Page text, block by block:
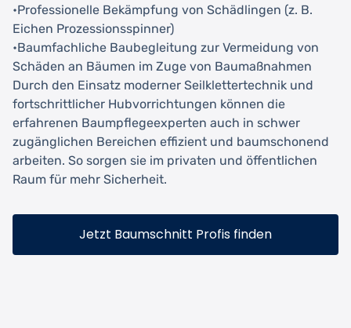
•Professionelle Bekämpfung von Schädlingen (z. B.
Eichen Prozessionsspinner)
•Baumfachliche Baubegleitung zur Vermeidung von
Schäden an Bäumen im Zuge von Baumaßnahmen
Durch den Einsatz moderner Seilklettertechnik und
fortschrittlicher Hubvorrichtungen können die
erfahrenen Baumpflegeexperten auch in schwer
zugänglichen Bereichen effizient und baumschonend
arbeiten. So sorgen sie im privaten und öffentlichen
Raum für mehr Sicherheit.
Jetzt Baumschnitt Profis finden